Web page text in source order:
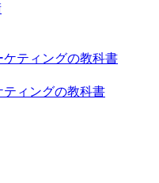
ティングの教科書